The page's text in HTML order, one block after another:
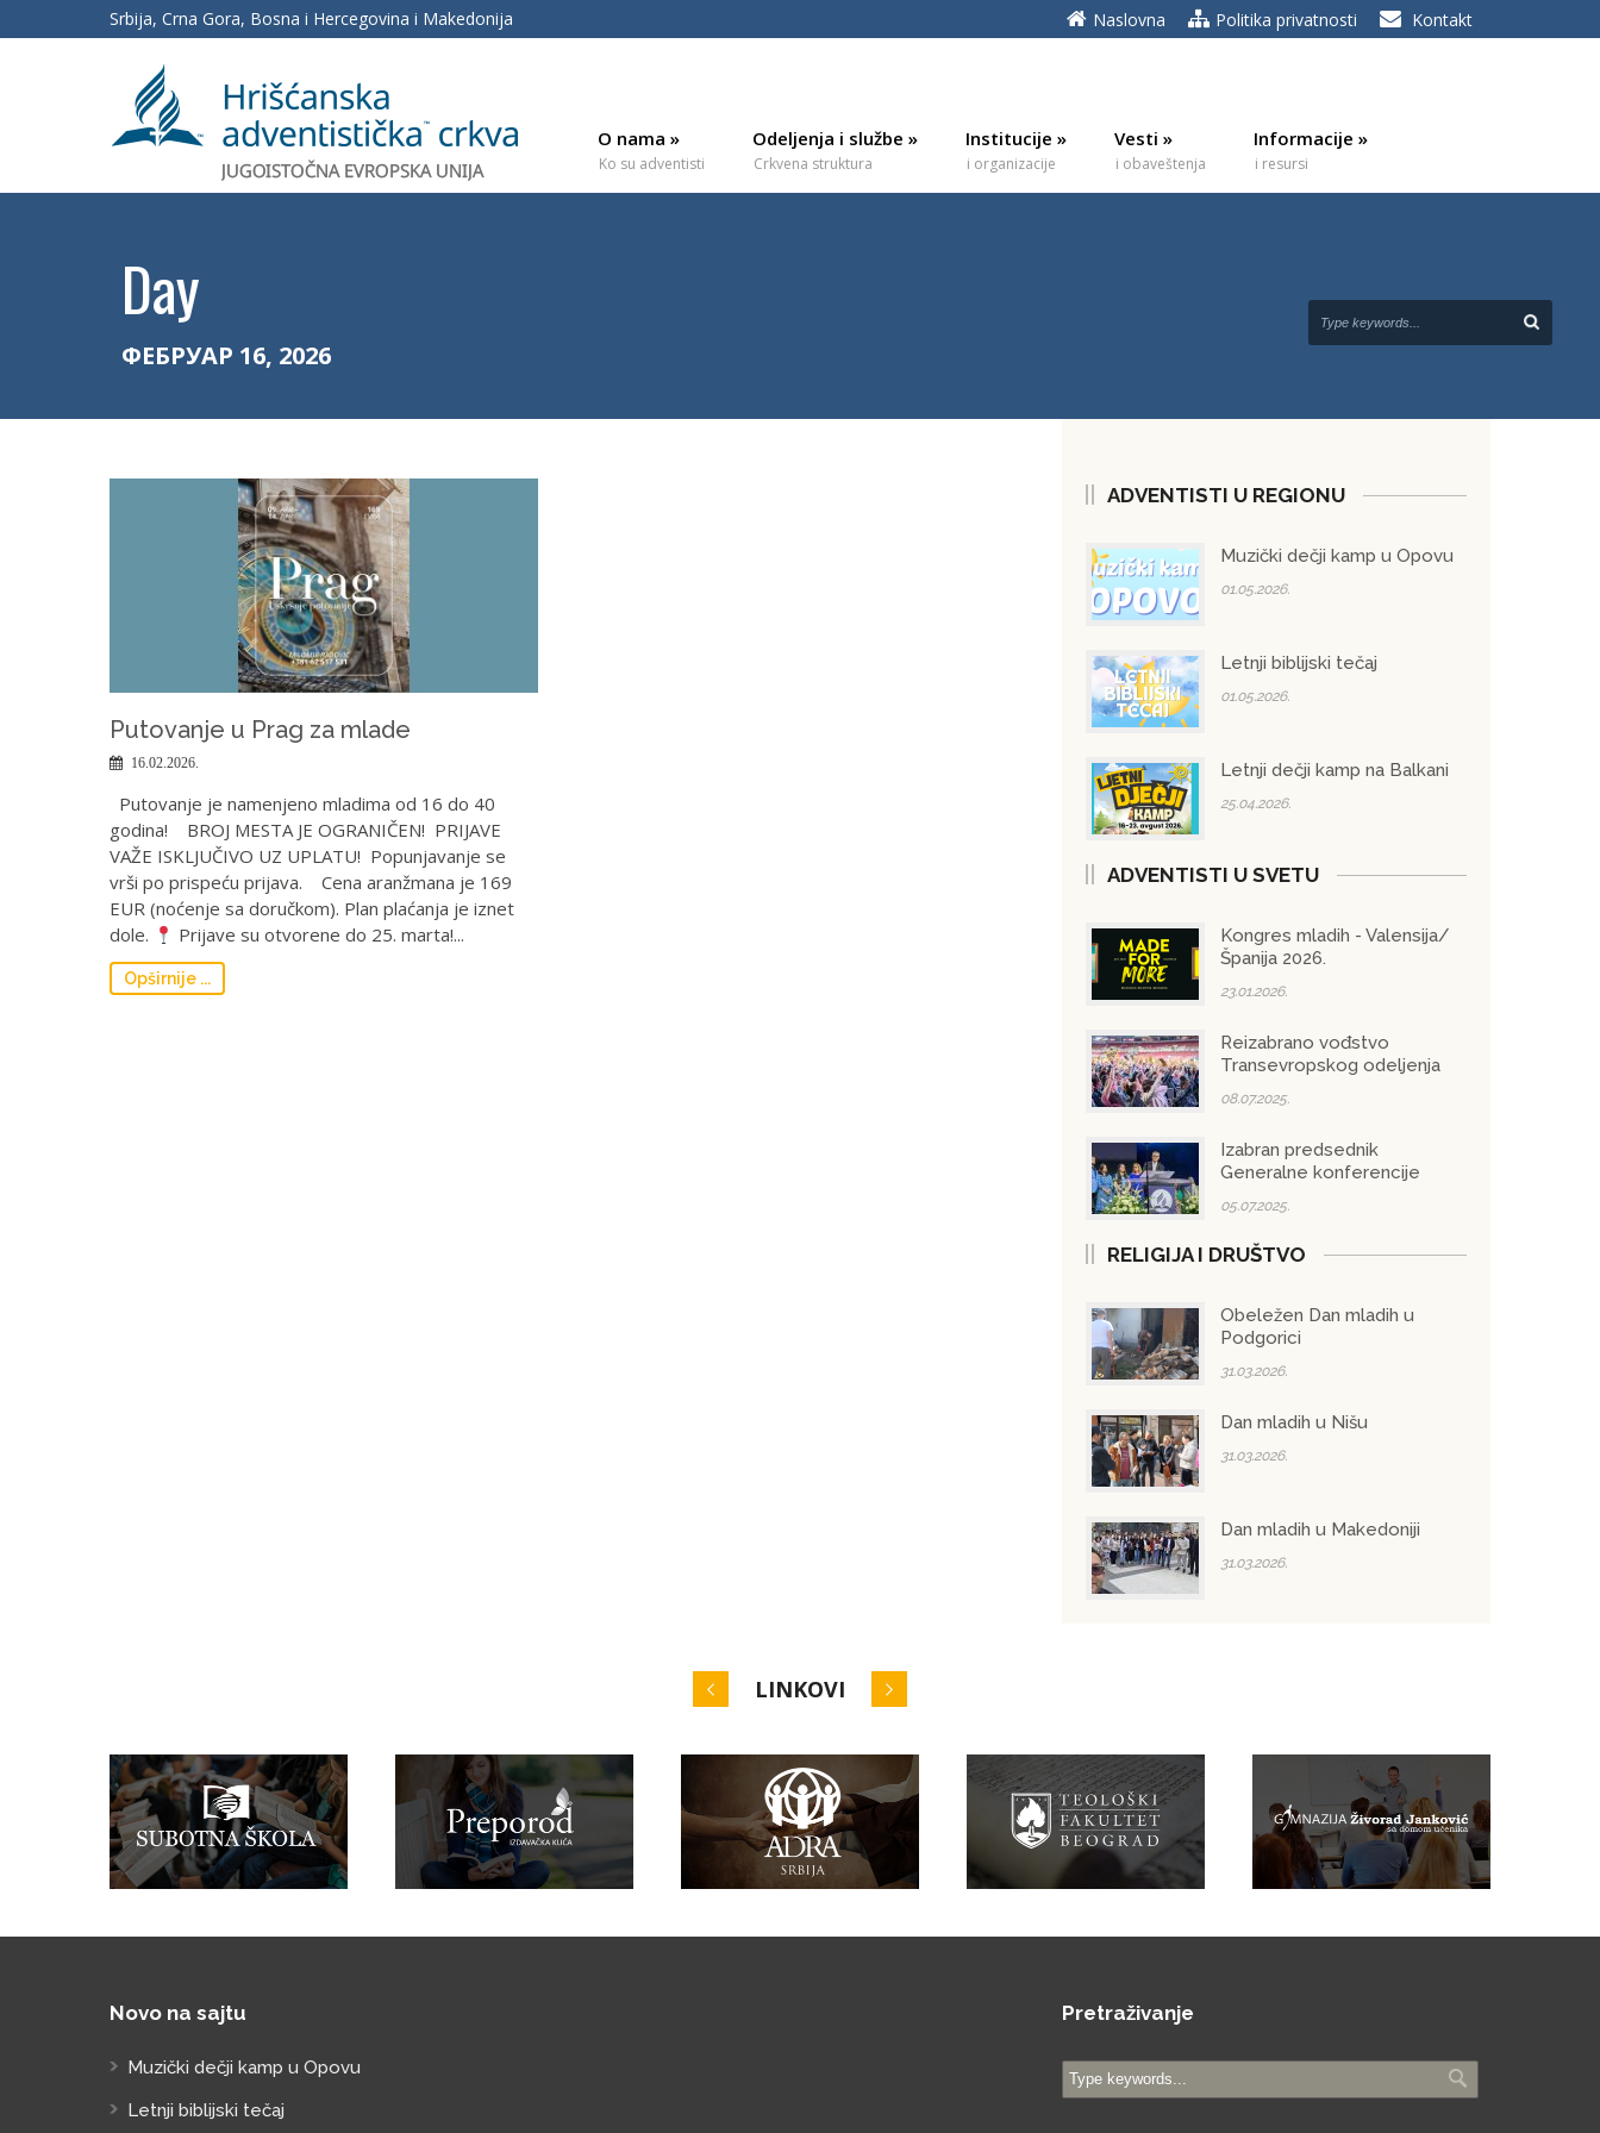
Srbija, Crna Gora, Bosna i Hercegovina i Makedonija Naslovna Politika privatnosti Kontakt
O nama »
Ko su adventisti
Odeljenja i službe »
Crkvena struktura
Institucije »
i organizacije
Vesti »
i obaveštenja
Informacije »
i resursi
Day
ФЕБРУАР 16, 2026
Putovanje u Prag za mlade
16.02.2026.
Putovanje je namenjeno mladima od 16 do 40
godina! BROJ MESTA JE OGRANIČEN! PRIJAVE
VAŽE ISKLJUČIVO UZ UPLATU! Popunjavanje se
vrši po prispeću prijava. Cena aranžmana je 169
EUR (noćenje sa doručkom). Plan plaćanja je iznet
dole.
Prijave su otvorene do 25. marta!...
Opširnije ...
ADVENTISTI U REGIONU
Muzički dečji kamp u Opovu
01.05.2026.
Letnji biblijski tečaj
01.05.2026.
Letnji dečji kamp na Balkani
25.04.2026.
ADVENTISTI U SVETU
Kongres mladih - Valensija/
Španija 2026.
23.01.2026.
Reizabrano vođstvo
Transevropskog odeljenja
08.07.2025.
Izabran predsednik
Generalne konferencije
05.07.2025.
RELIGIJA I DRUŠTVO
Obeležen Dan mladih u
Podgorici
31.03.2026.
Dan mladih u Nišu
31.03.2026.
Dan mladih u Makedoniji
31.03.2026.
LINKOVI
Novo na sajtu
Muzički dečji kamp u Opovu
Letnji biblijski tečaj
Pretraživanje